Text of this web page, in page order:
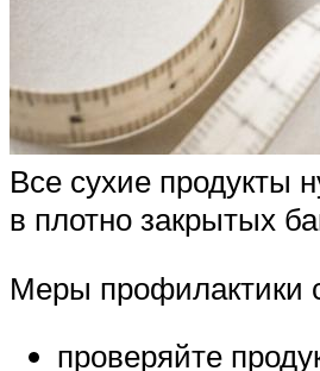
Все сухие продукты
в плотно закрытых
Меры профилактики
проверяйте